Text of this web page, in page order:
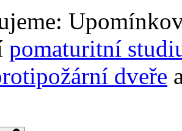
pomaturitní
dveře